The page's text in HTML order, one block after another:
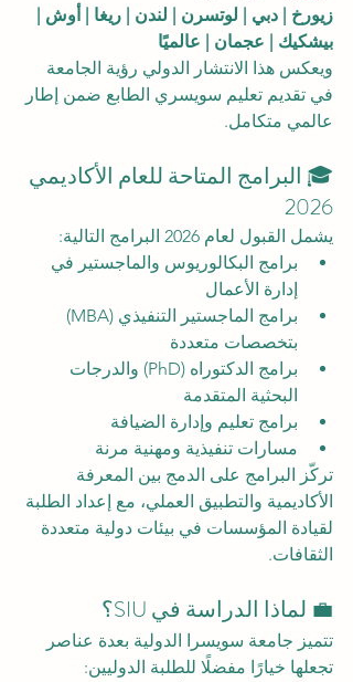
زيورخ | دبي | لوتسرن | لندن | ريغا | أوش |
بيشكيك | عجمان | عالميًا
ويعكس هذا الانتشار الدولي رؤية الجامعة
في تقديم تعليم سويسري الطابع ضمن إطار
عالمي متكامل.
🎓 البرامج المتاحة للعام الأكاديمي
2026
يشمل القبول لعام 2026 البرامج التالية:
برامج البكالوريوس والماجستير في
إدارة الأعمال
برامج الماجستير التنفيذي (MBA)
بتخصصات متعددة
برامج الدكتوراه (PhD) والدرجات
البحثية المتقدمة
برامج تعليم وإدارة الضيافة
مسارات تنفيذية ومهنية مرنة
تركّز البرامج على الدمج بين المعرفة
الأكاديمية والتطبيق العملي، مع إعداد الطلبة
لقيادة المؤسسات في بيئات دولية متعددة
الثقافات.
💼 لماذا الدراسة في SIU؟
تتميز جامعة سويسرا الدولية بعدة عناصر
تجعلها خيارًا مفضلًا للطلبة الدوليين: